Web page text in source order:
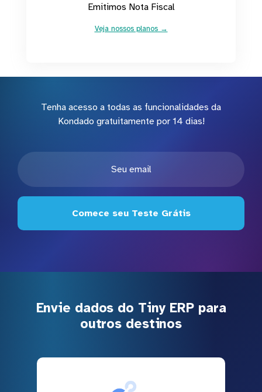
Emitimos Nota Fiscal
Veja nossos planos →
Tenha acesso a todas as funcionalidades da
Kondado gratuitamente por 14 dias!
Comece seu Teste Grátis
Envie dados do Tiny ERP para
outros destinos